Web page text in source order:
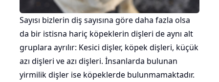
Sayısı bizlerin diş sayısına göre daha fazla olsa
da bir istisna hariç köpeklerin dişleri de aynı alt
gruplara ayrılır: Kesici dişler, köpek dişleri, küçük
azı dişleri ve azı dişleri. İnsanlarda bulunan
yirmilik dişler ise köpeklerde bulunmamaktadır.